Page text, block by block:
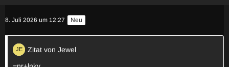
8. Juli 2026 um 12:27 Neu
Zitat von Jewel